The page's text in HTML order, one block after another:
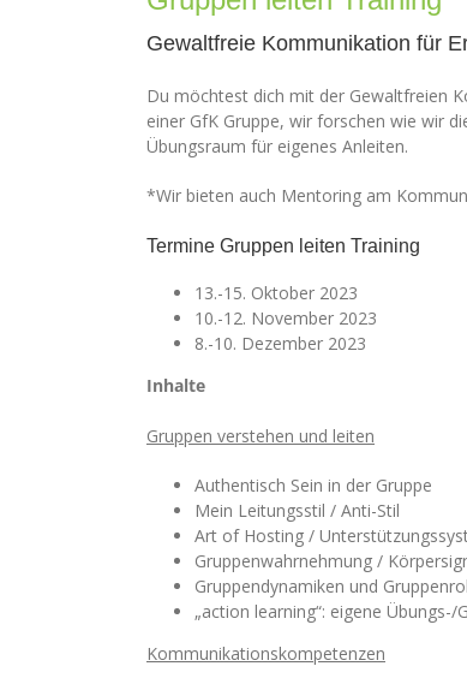
Gewaltfreie Kommunikation für
Du möchtest dich mit der Gewaltfreien
einer GfK Gruppe, wir forschen wie wir
Übungsraum für eigenes Anleiten.
*Wir bieten auch Mentoring am
Termine Gruppen leiten Training
13.-15. Oktober 2023
10.-12. November 2023
8.-10. Dezember 2023
Inhalte
Gruppen verstehen und leiten
Authentisch Sein in der Gruppe
Mein Leitungsstil / Anti-Stil
Art of Hosting /
Gruppenwahrnehmung /
Gruppendynamiken und
„action learning“: eigene
Kommunikationskompetenzen